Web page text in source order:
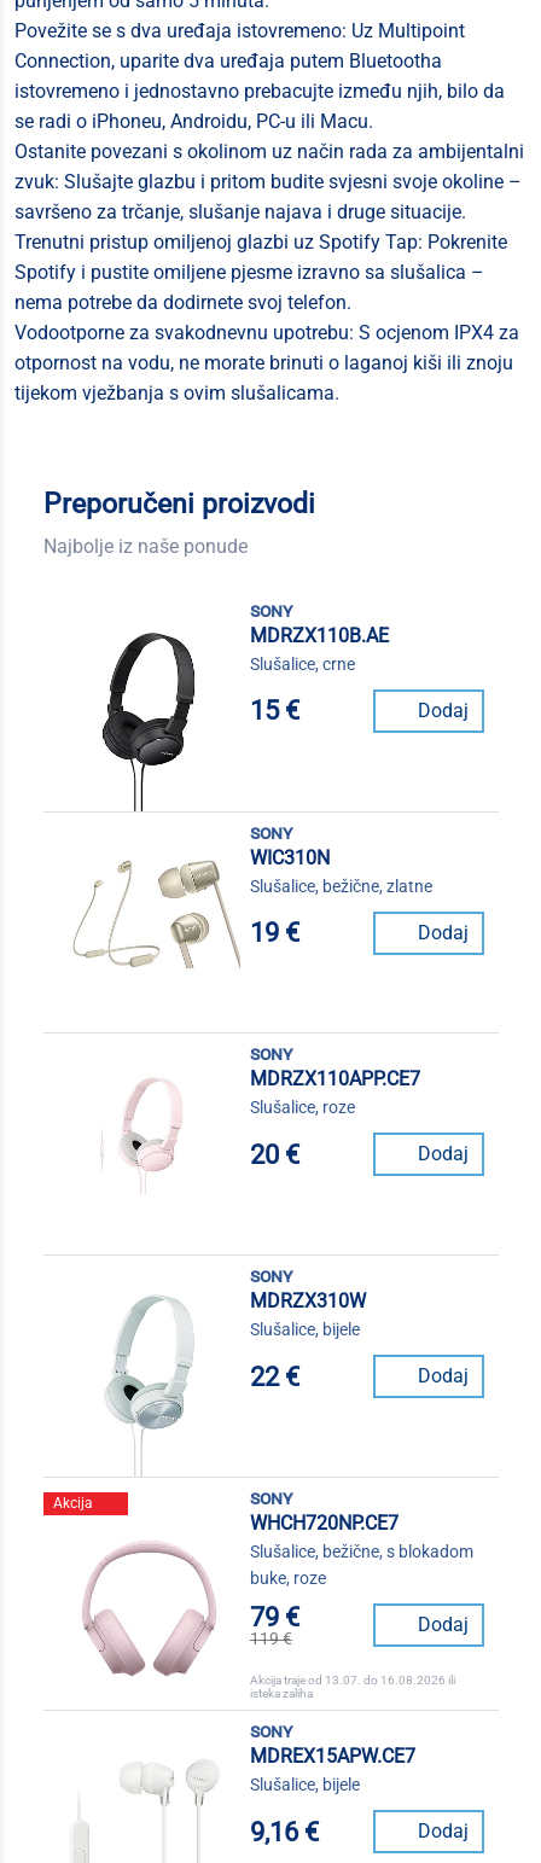
Povežite se s dva uređaja istovremeno: Uz Multipoint
Connection, uparite dva uređaja putem Bluetootha
istovremeno i jednostavno prebacujte između njih, bilo da
se radi o iPhoneu, Androidu, PC-u ili Macu.
Ostanite povezani s okolinom uz način rada za ambijentalni
zvuk: Slušajte glazbu i pritom budite svjesni svoje okoline –
savršeno za trčanje, slušanje najava i druge situacije.
Trenutni pristup omiljenoj glazbi uz Spotify Tap: Pokrenite
Spotify i pustite omiljene pjesme izravno sa slušalica –
nema potrebe da dodirnete svoj telefon.
Vodootporne za svakodnevnu upotrebu: S ocjenom IPX4 za
otpornost na vodu, ne morate brinuti o laganoj kiši ili znoju
tijekom vježbanja s ovim slušalicama.
Preporučeni proizvodi
Najbolje iz naše ponude
sony
MDRZX110B.AE
Slušalice, crne
15 € Dodaj
sony
WIC310N
Slušalice, bežične, zlatne
19 € Dodaj
sony
MDRZX110APP.CE7
Slušalice, roze
20 € Dodaj
sony
MDRZX310W
Slušalice, bijele
22 € Dodaj
Akcija
sony
WHCH720NP.CE7
Slušalice, bežične, s blokadom
buke, roze
79 €
119 €
Dodaj
Akcija traje od 13.07. do 16.08.2026 ili
isteka zaliha
sony
MDREX15APW.CE7
Slušalice, bijele
9,16 € Dodaj